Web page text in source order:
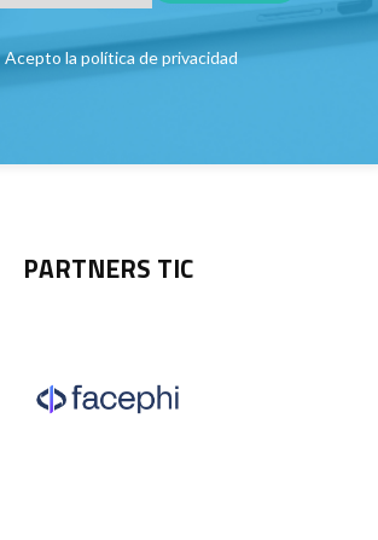
Acepto la política de privacidad
PARTNERS TIC